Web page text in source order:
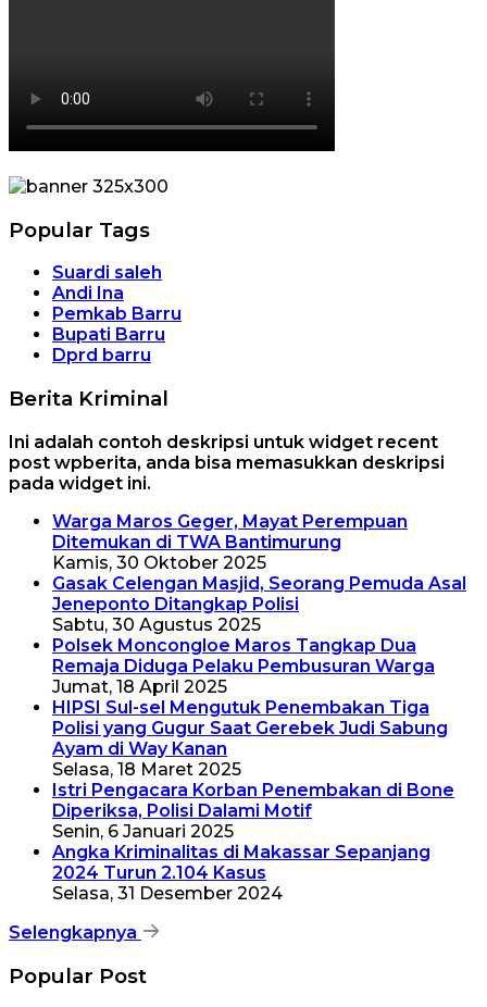
Popular Tags
Suardi saleh
Andi Ina
Pemkab Barru
Bupati Barru
Dprd barru
Berita Kriminal
Ini adalah contoh deskripsi untuk widget recent
post wpberita, anda bisa memasukkan deskripsi
pada widget ini.
Warga Maros Geger, Mayat Perempuan
Ditemukan di TWA Bantimurung
Kamis, 30 Oktober 2025
Gasak Celengan Masjid, Seorang Pemuda Asal
Jeneponto Ditangkap Polisi
Sabtu, 30 Agustus 2025
Polsek Moncongloe Maros Tangkap Dua
Remaja Diduga Pelaku Pembusuran Warga
Jumat, 18 April 2025
HIPSI Sul-sel Mengutuk Penembakan Tiga
Polisi yang Gugur Saat Gerebek Judi Sabung
Ayam di Way Kanan
Selasa, 18 Maret 2025
Istri Pengacara Korban Penembakan di Bone
Diperiksa, Polisi Dalami Motif
Senin, 6 Januari 2025
Angka Kriminalitas di Makassar Sepanjang
2024 Turun 2.104 Kasus
Selasa, 31 Desember 2024
Selengkapnya
Popular Post